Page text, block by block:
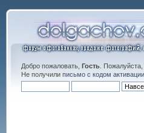
Добро пожаловать, Гость. Пожалуйста,
Не получили письмо с кодом активации